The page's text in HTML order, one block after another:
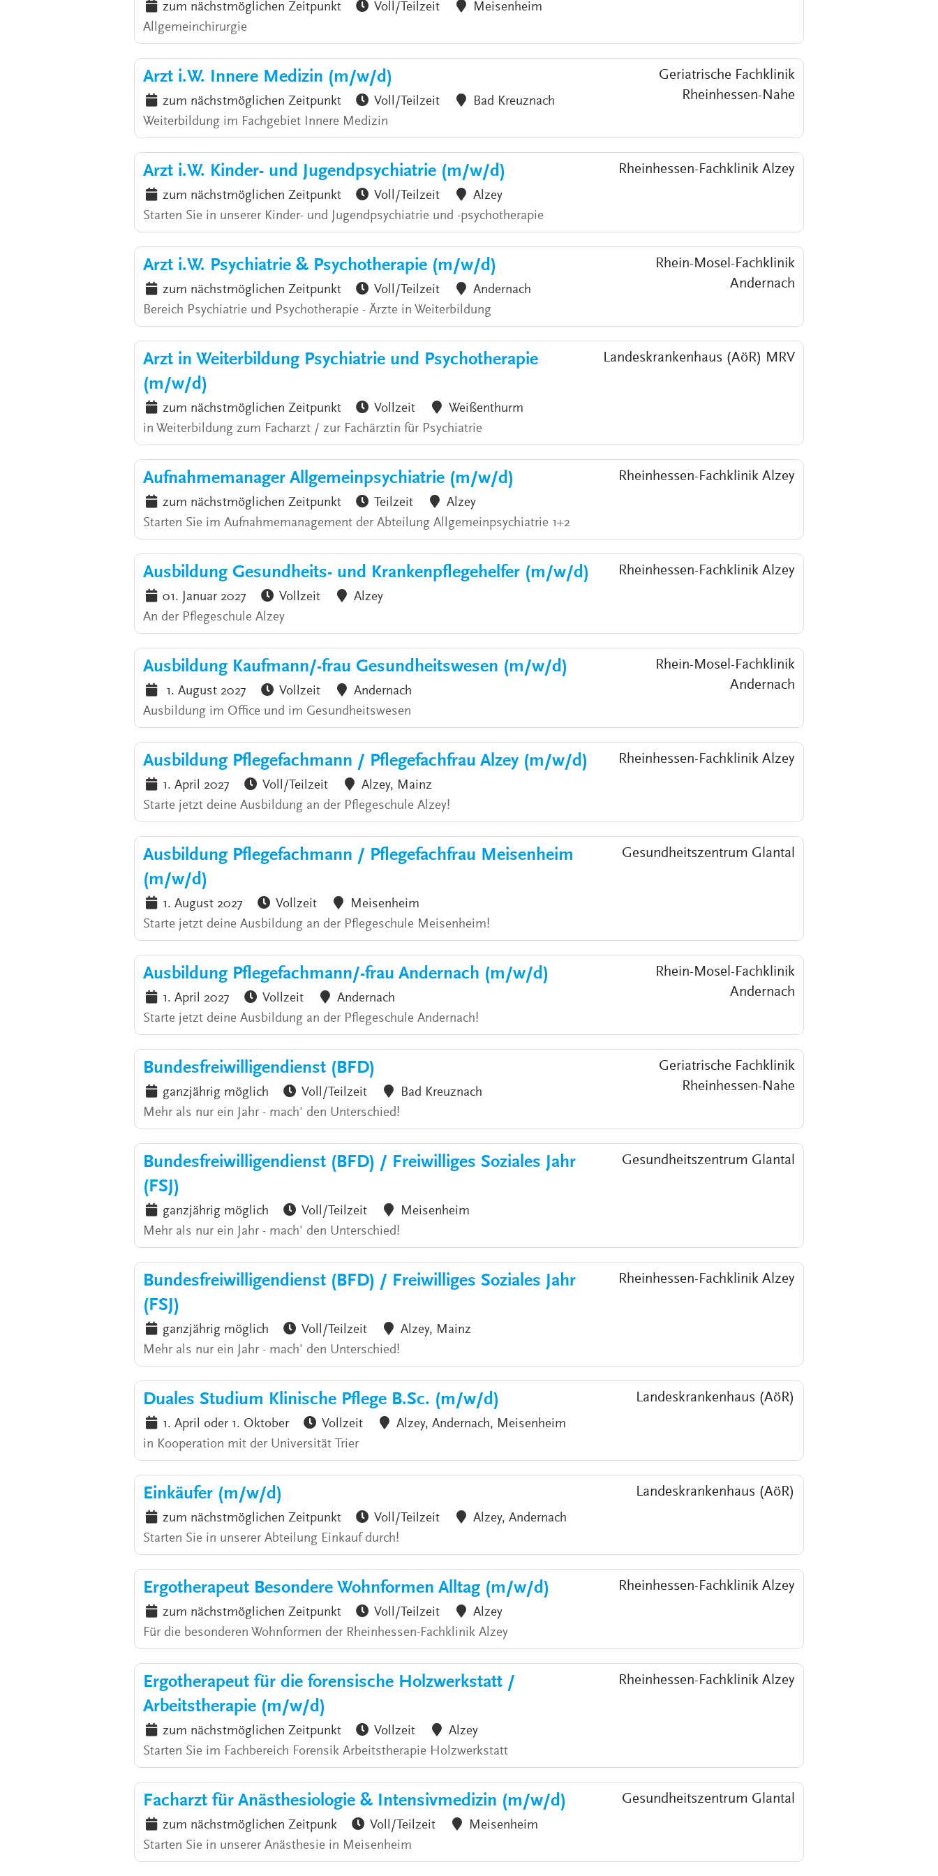
zum nächstmöglichen Zeitpunkt Voll/Teilzeit
Meisenheim
Allgemeinchirurgie
Arzt i.W. Innere Medizin (m/w/d)
zum nächstmöglichen Zeitpunkt Voll/Teilzeit
Bad Kreuznach
Weiterbildung im Fachgebiet Innere Medizin
Geriatrische Fachklinik
Rheinhessen-Nahe
Arzt i.W. Kinder- und Jugendpsychiatrie (m/w/d)
zum nächstmöglichen Zeitpunkt Voll/Teilzeit
Alzey
Starten Sie in unserer Kinder- und Jugendpsychiatrie und -psychotherapie
Rheinhessen-Fachklinik Alzey
Arzt i.W. Psychiatrie & Psychotherapie (m/w/d)
zum nächstmöglichen Zeitpunkt Voll/Teilzeit
Andernach
Bereich Psychiatrie und Psychotherapie - Ärzte in Weiterbildung
Rhein-Mosel-Fachklinik
Andernach
Arzt in Weiterbildung Psychiatrie und Psychotherapie
(m/w/d)
zum nächstmöglichen Zeitpunkt Vollzeit
Weißenthurm
in Weiterbildung zum Facharzt / zur Fachärztin für Psychiatrie
Landeskrankenhaus (AöR) MRV
Aufnahmemanager Allgemeinpsychiatrie (m/w/d)
zum nächstmöglichen Zeitpunkt Teilzeit
Alzey
Starten Sie im Aufnahmemanagement der Abteilung Allgemeinpsychiatrie 1+2
Rheinhessen-Fachklinik Alzey
Ausbildung Gesundheits- und Krankenpflegehelfer (m/w/d)
01. Januar 2027 Vollzeit
Alzey
An der Pflegeschule Alzey
Rheinhessen-Fachklinik Alzey
Ausbildung Kaufmann/-frau Gesundheitswesen (m/w/d)
1. August 2027 Vollzeit
Andernach
Ausbildung im Office und im Gesundheitswesen
Rhein-Mosel-Fachklinik
Andernach
Ausbildung Pflegefachmann / Pflegefachfrau Alzey (m/w/d)
1. April 2027 Voll/Teilzeit
Alzey, Mainz
Starte jetzt deine Ausbildung an der Pflegeschule Alzey!
Rheinhessen-Fachklinik Alzey
Ausbildung Pflegefachmann / Pflegefachfrau Meisenheim
(m/w/d)
1. August 2027 Vollzeit
Meisenheim
Starte jetzt deine Ausbildung an der Pflegeschule Meisenheim!
Gesundheitszentrum Glantal
Ausbildung Pflegefachmann/-frau Andernach (m/w/d)
1. April 2027 Vollzeit
Andernach
Starte jetzt deine Ausbildung an der Pflegeschule Andernach!
Rhein-Mosel-Fachklinik
Andernach
Bundesfreiwilligendienst (BFD)
ganzjährig möglich Voll/Teilzeit
Bad Kreuznach
Mehr als nur ein Jahr - mach' den Unterschied!
Geriatrische Fachklinik
Rheinhessen-Nahe
Bundesfreiwilligendienst (BFD) / Freiwilliges Soziales Jahr
(FSJ)
ganzjährig möglich Voll/Teilzeit
Meisenheim
Mehr als nur ein Jahr - mach' den Unterschied!
Gesundheitszentrum Glantal
Bundesfreiwilligendienst (BFD) / Freiwilliges Soziales Jahr
(FSJ)
ganzjährig möglich Voll/Teilzeit
Alzey, Mainz
Mehr als nur ein Jahr - mach' den Unterschied!
Rheinhessen-Fachklinik Alzey
Duales Studium Klinische Pflege B.Sc. (m/w/d)
1. April oder 1. Oktober Vollzeit
Alzey, Andernach, Meisenheim
in Kooperation mit der Universität Trier
Landeskrankenhaus (AöR)
Einkäufer (m/w/d)
zum nächstmöglichen Zeitpunkt Voll/Teilzeit
Alzey, Andernach
Starten Sie in unserer Abteilung Einkauf durch!
Landeskrankenhaus (AöR)
Ergotherapeut Besondere Wohnformen Alltag (m/w/d)
zum nächstmöglichen Zeitpunkt Voll/Teilzeit
Alzey
Für die besonderen Wohnformen der Rheinhessen-Fachklinik Alzey
Rheinhessen-Fachklinik Alzey
Ergotherapeut für die forensische Holzwerkstatt /
Arbeitstherapie (m/w/d)
zum nächstmöglichen Zeitpunkt Vollzeit
Alzey
Starten Sie im Fachbereich Forensik Arbeitstherapie Holzwerkstatt
Rheinhessen-Fachklinik Alzey
Facharzt für Anästhesiologie & Intensivmedizin (m/w/d)
zum nächstmöglichen Zeitpunk Voll/Teilzeit
Meisenheim
Starten Sie in unserer Anästhesie in Meisenheim
Gesundheitszentrum Glantal